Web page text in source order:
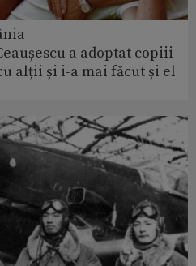
a adoptat copiii
alții și i-a mai făcut și el